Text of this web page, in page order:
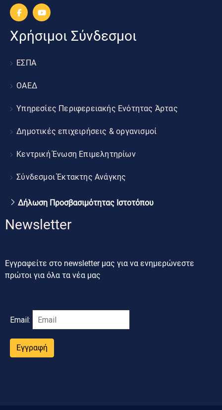
Χρήσιμοι Σύνδεσμοι
ΕΣΠΑ
ΟΑΕΔ
Υπηρεσίες Περιφερειακής Ενότητας Άρτας
Δημοτικές επιχειρήσεις & οργανισμοί
Κεντρική Ένωση Επιμελητηρίων
Σύνδεσμοι Έκτακτης Ανάγκης
Δήλωση Προσβασιμότητας Ιστοτόπου
Newsletter
Εγγραφείτε στο newsletter μας για να ενημερώνεστε
πρώτοι για όλα τα νέα μας
Email:
Εγγραφή